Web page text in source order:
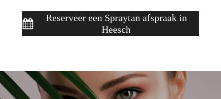
Reserveer een Spraytan afspraak in
Heesch